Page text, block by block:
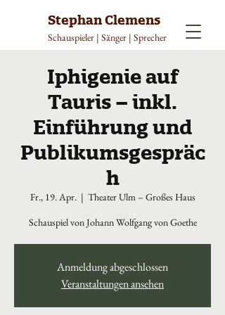
Stephan Clemens
Schauspieler | Sänger | Sprecher
Iphigenie auf
Tauris – inkl.
Einführung und
Publikumsgespräc
h
Fr., 19. Apr.
  |
Theater Ulm – Großes Haus
Schauspiel von Johann Wolfgang von Goethe
Anmeldung abgeschlossen
Veranstaltungen ansehen